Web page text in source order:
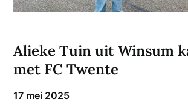
Alieke Tuin uit Winsum
met FC Twente
17 mei 2025